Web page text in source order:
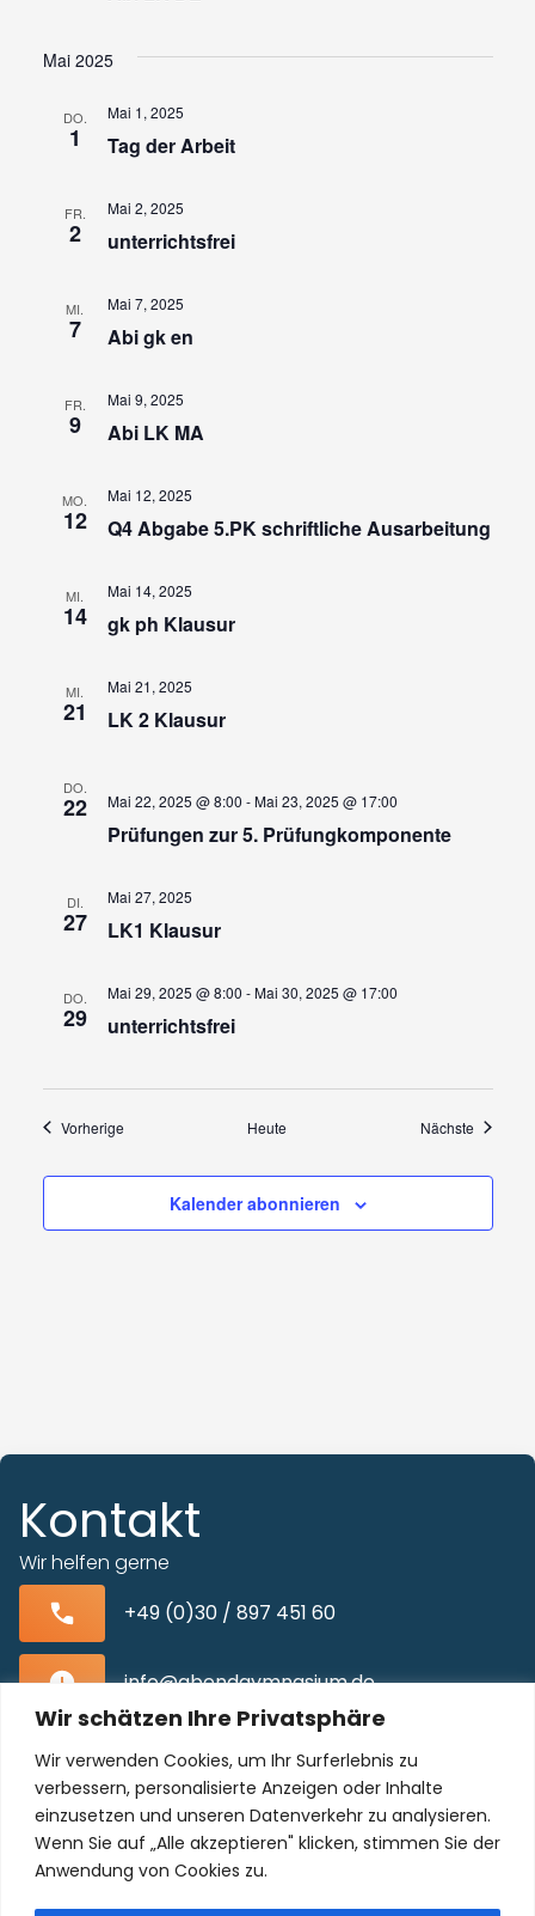
Wir schätzen Ihre Privatsphäre
Wir verwenden Cookies, um Ihr Surferlebnis zu
verbessern, personalisierte Anzeigen oder Inhalte
einzusetzen und unseren Datenverkehr zu analysieren.
Wenn Sie auf „Alle akzeptieren" klicken, stimmen Sie der
Anwendung von Cookies zu.
Mai 2025
DO.
1 Tag der Arbeit
Mai 1, 2025
FR.
2 unterrichtsfrei
Mai 2, 2025
MI.
7 Abi gk en
Mai 7, 2025
FR.
9 Abi LK MA
Mai 9, 2025
MO.
12 Q4 Abgabe 5.PK schriftliche Ausarbeitung
Mai 12, 2025
MI.
14 gk ph Klausur
Mai 14, 2025
MI.
21 LK 2 Klausur
Mai 21, 2025
DO.
22
Prüfungen zur 5. Prüfungkomponente
Mai 22, 2025 @ 8:00 -Mai 23, 2025 @ 17:00
DI.
27 LK1 Klausur
Mai 27, 2025
DO.
29 unterrichtsfrei
Mai 29, 2025 @ 8:00 -Mai 30, 2025 @ 17:00
VorherigeVeranstaltungen Heute Nächste
Kalender abonnieren
Kontakt
Wir helfen gerne
+49 (0)30 / 897 451 60
info@abendgymnasium.de
Blissestraße 22, 10713 Berlin-Wilmersdorf
Unser Kollegium freut sich auf Sie!